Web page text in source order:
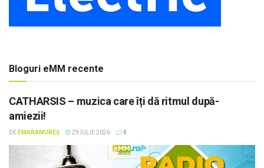
Bloguri eMM recente
CATHARSIS – muzica care îți dă ritmul după-
amiezii!
DE EMARAMUREȘ 29 IULIE 2026 0